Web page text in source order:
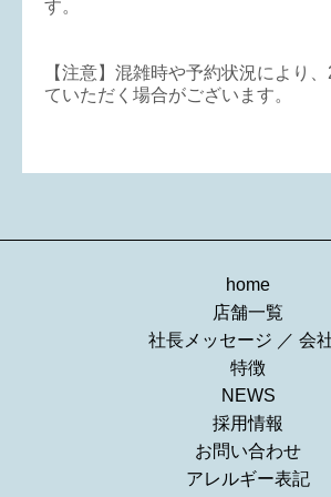
す。
【注意】混雑時や予約状況により
ていただく場合がございます。
home
店舗一覧
社長メッセージ ／ 会
特徴
NEWS
採用情報
お問い合わせ
アレルギー表記